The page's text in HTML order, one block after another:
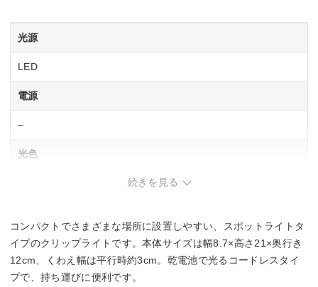
光源
LED
電源
–
光色
–
調光機能
続きを見る
コンパクトでさまざまな場所に設置しやすい、スポットライトタ
イプのクリップライトです。本体サイズは幅8.7×高さ21×奥行き
12cm、くわえ幅は平行時約3cm。乾電池で光るコードレスタイ
プで、持ち運びに便利です。